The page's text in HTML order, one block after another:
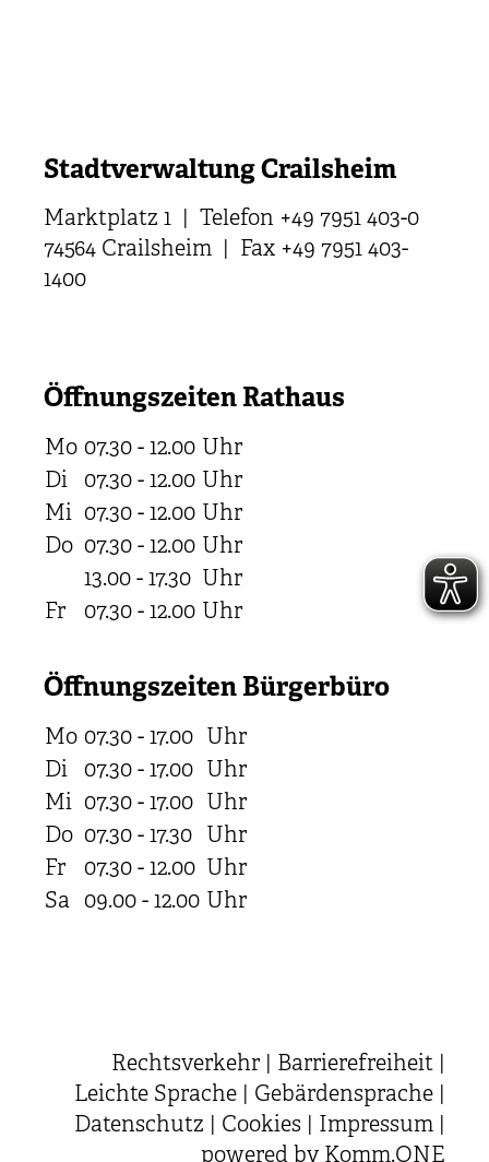
Stadtverwaltung Crailsheim
Marktplatz 1 | Telefon +49 7951 403-0
74564 Crailsheim | Fax +49 7951 403-
1400
Öffnungszeiten Rathaus
Mo 07.30 - 12.00 Uhr
Di
07.30 - 12.00 Uhr
Mi 07.30 - 12.00 Uhr
Do 07.30 - 12.00 Uhr
13.00 - 17.30 Uhr
Fr
07.30 - 12.00 Uhr
Öffnungszeiten Bürgerbüro
Mo 07.30 - 17.00 Uhr
Di
07.30 - 17.00 Uhr
Mi 07.30 - 17.00 Uhr
Do 07.30 - 17.30 Uhr
Fr
07.30 - 12.00 Uhr
Sa 09.00 - 12.00 Uhr
Rechtsverkehr Barrierefreiheit
Leichte Sprache
Gebärdensprache
Datenschutz
Cookies Impressum
powered by Komm.ONE